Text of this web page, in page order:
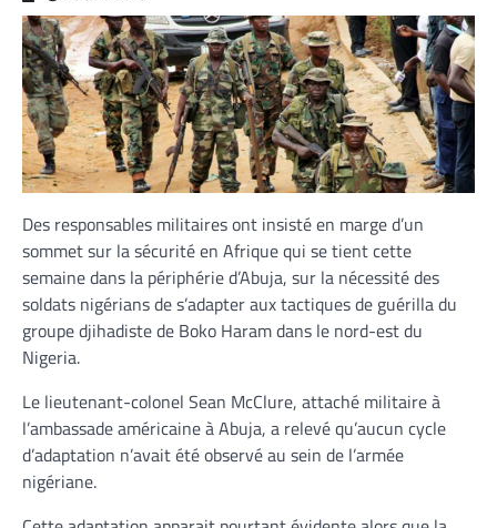
Des responsables militaires ont insisté en marge d’un
sommet sur la sécurité en Afrique qui se tient cette
semaine dans la périphérie d’Abuja, sur la nécessité des
soldats nigérians de s’adapter aux tactiques de guérilla du
groupe djihadiste de Boko Haram dans le nord-est du
Nigeria.
Le lieutenant-colonel Sean McClure, attaché militaire à
l’ambassade américaine à Abuja, a relevé qu’aucun cycle
d’adaptation n’avait été observé au sein de l’armée
nigériane.